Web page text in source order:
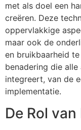
met als doel een
creëren. Deze
oppervlakkige
maar ook de
en bruikbaarheid
benadering die
integreert, van de
implementatie.
De Rol